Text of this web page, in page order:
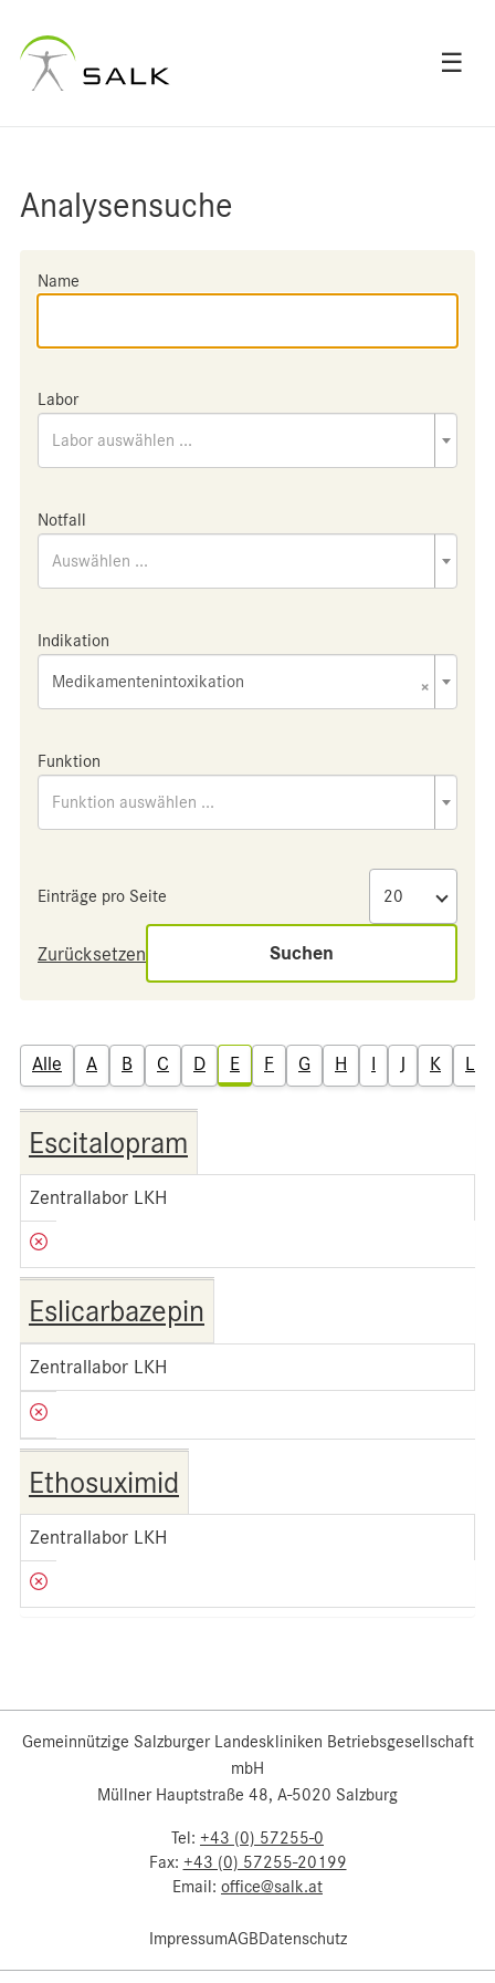
☰
Analysensuche
Name
Labor
Labor auswählen ...
Notfall
Auswählen ...
Indikation
×
Medikamentenintoxikation
Funktion
Funktion auswählen ...
Einträge pro Seite
Zurücksetzen Suchen
Alle A B C D E F G H I J K L
Escitalopram
Zentrallabor LKH
Eslicarbazepin
Zentrallabor LKH
Ethosuximid
Zentrallabor LKH
Gemeinnützige Salzburger Landeskliniken Betriebsgesellschaft
mbH
Müllner Hauptstraße 48, A-5020 Salzburg
Tel: +43 (0) 57255-0
Fax: +43 (0) 57255-20199
Email: office@salk.at
ImpressumAGBDatenschutz